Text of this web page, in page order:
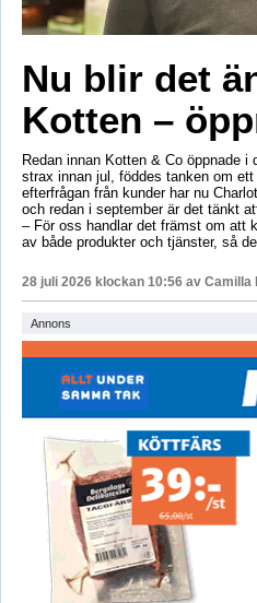
Nu blir det
Kotten –
Redan innan Kotten & Co öppnade
strax innan jul, föddes tanken om
efterfrågan från kunder har nu
och redan i september är det tänkt
– För oss handlar det främst om att
av både produkter och tjänster, så
28 juli 2026 klockan 10:56 av Camilla
Annons